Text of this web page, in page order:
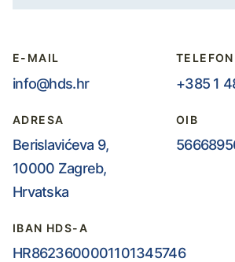
E-MAIL
info@hds.hr
TELEFON
+385 1
ADRESA
Berislavićeva 9,
10000 Zagreb,
Hrvatska
OIB
IBAN HDS-A
HR8623600001101345746